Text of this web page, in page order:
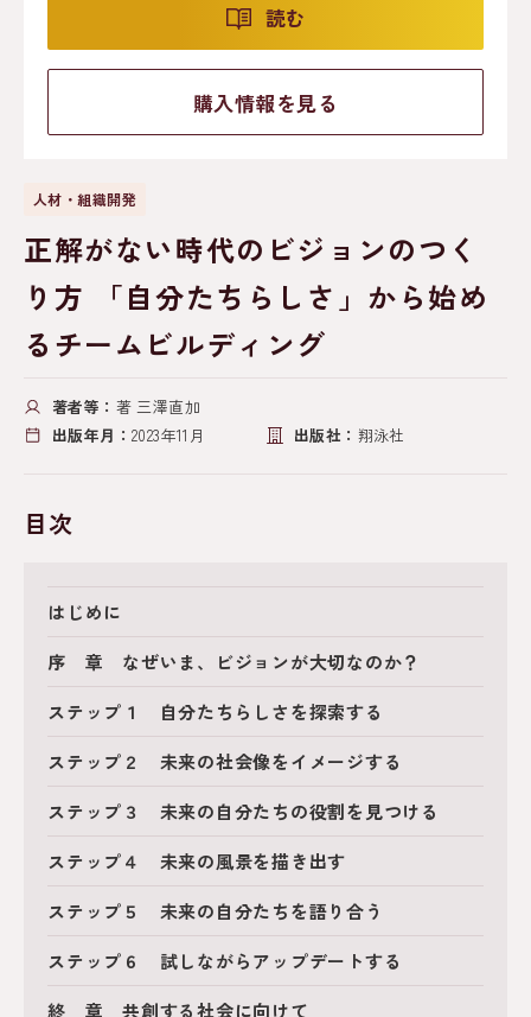
読む
購入情報を見る
人材・組織開発
正解がない時代のビジョンのつく
り方 「自分たちらしさ」から始め
るチームビルディング
著者等： 著 三澤直加
出版年月： 2023年11月 出版社： 翔泳社
目次
はじめに
序 章 なぜいま、ビジョンが大切なのか？
ステップ１ 自分たちらしさを探索する
ステップ２ 未来の社会像をイメージする
ステップ３ 未来の自分たちの役割を見つける
ステップ４ 未来の風景を描き出す
ステップ５ 未来の自分たちを語り合う
ステップ６ 試しながらアップデートする
終 章 共創する社会に向けて